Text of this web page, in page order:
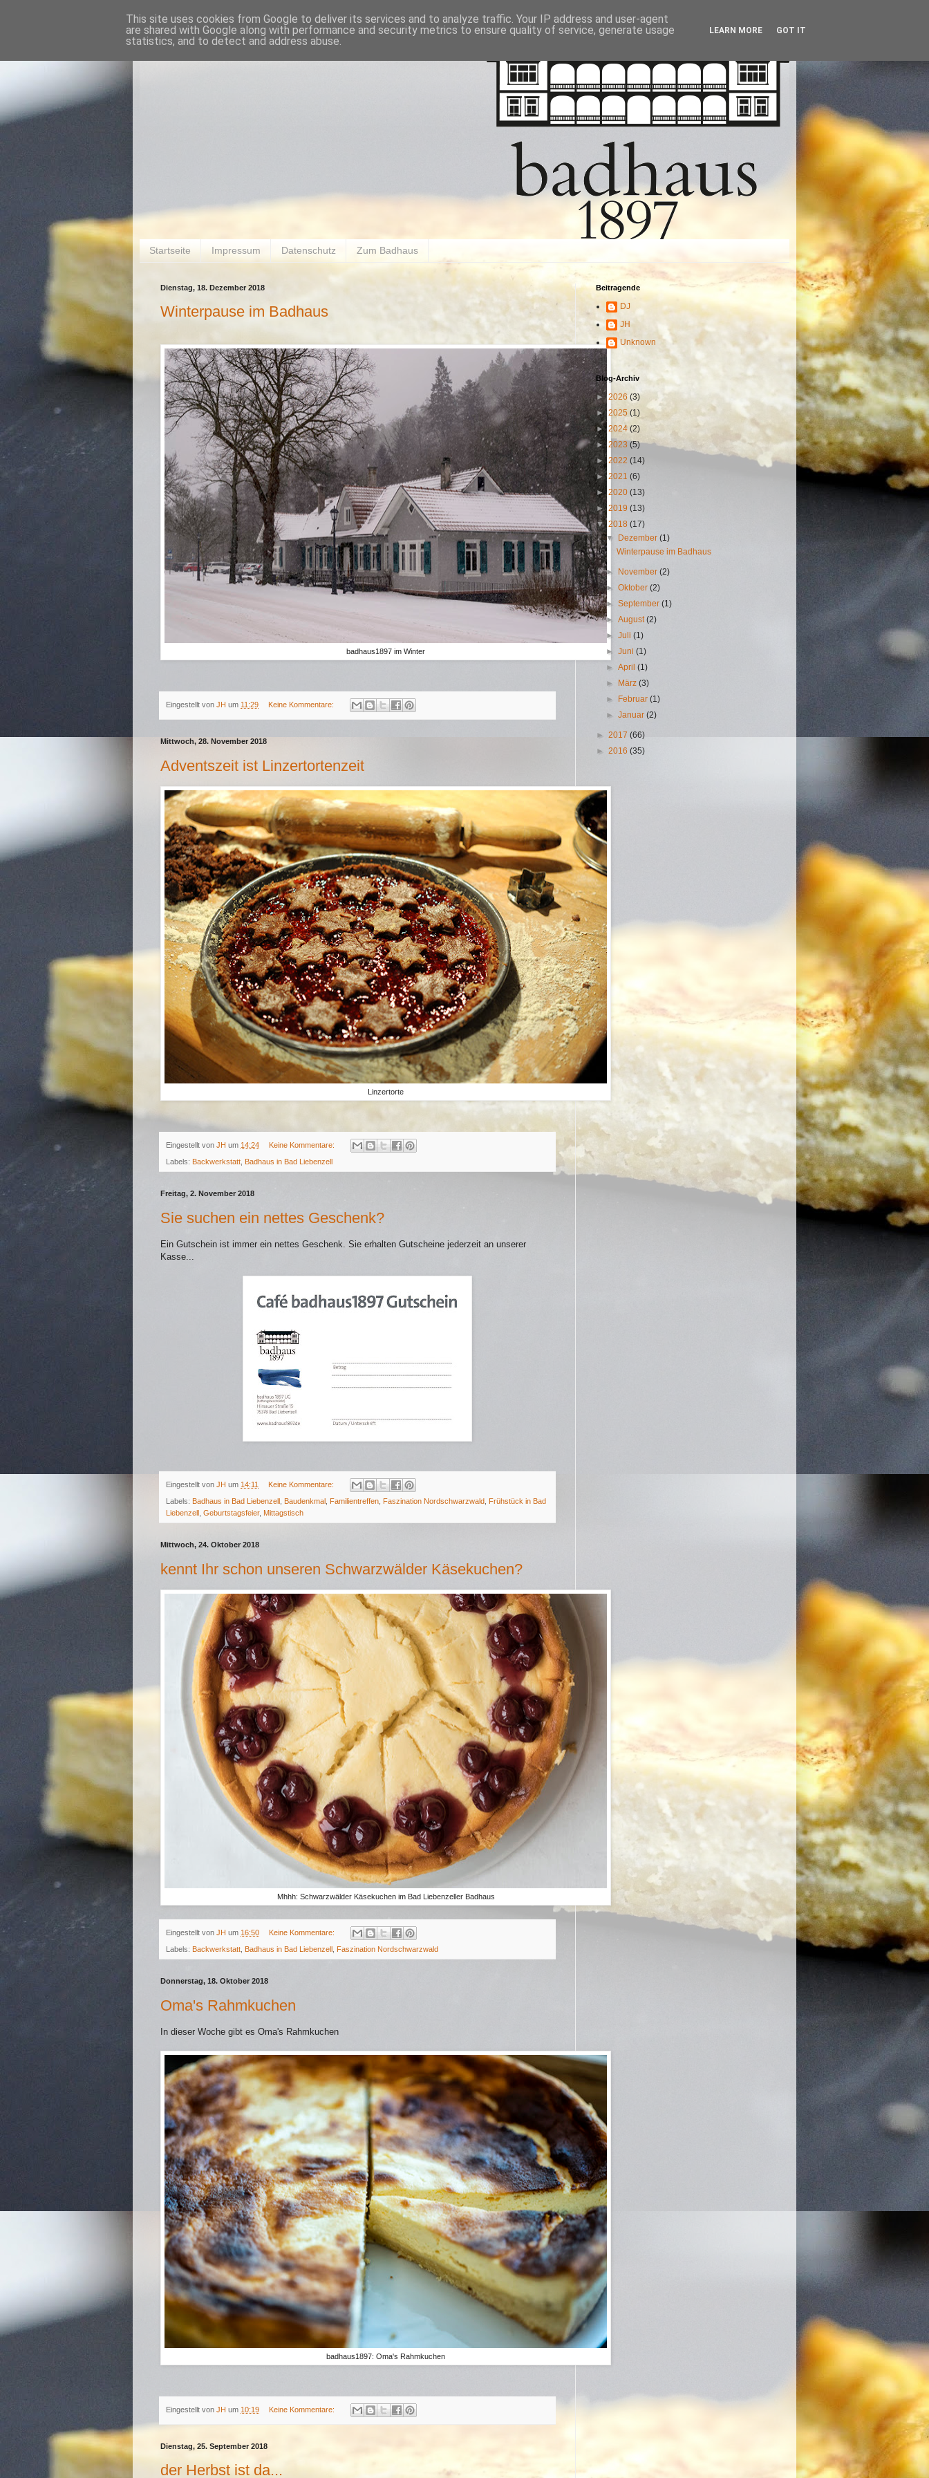
Startseite Impressum Datenschutz Zum Badhaus
Dienstag, 18. Dezember 2018
Winterpause im Badhaus
badhaus1897 im Winter
Eingestellt von JH um 11:29 Keine Kommentare:
Mittwoch, 28. November 2018
Adventszeit ist Linzertortenzeit
Linzertorte
Eingestellt von JH um 14:24 Keine Kommentare:
Labels: Backwerkstatt Badhaus in Bad Liebenzell
Freitag, 2. November 2018
Sie suchen ein nettes Geschenk?
Ein Gutschein ist immer ein nettes Geschenk. Sie erhalten Gutscheine jederzeit an unserer
Kasse...
Eingestellt von JH um 14:11 Keine Kommentare:
Labels: Badhaus in Bad Liebenzell Baudenkmal Familientreffen Faszination Nordschwarzwald
Frühstück in Bad
Liebenzell
Geburtstagsfeier, Mittagstisch
Mittwoch, 24. Oktober 2018
kennt Ihr schon unseren Schwarzwälder Käsekuchen?
Mhhh: Schwarzwälder Käsekuchen im Bad Liebenzeller Badhaus
Eingestellt von JH um 16:50 Keine Kommentare:
Labels: Backwerkstatt Badhaus in Bad Liebenzell Faszination Nordschwarzwald
Donnerstag, 18. Oktober 2018
Oma's Rahmkuchen
In dieser Woche gibt es Oma's Rahmkuchen
badhaus1897: Oma's Rahmkuchen
Eingestellt von JH um 10:19 Keine Kommentare:
Dienstag, 25. September 2018
der Herbst ist da...
Beitragende
DJ
JH
Unknown
Blog-Archiv
►2026 (3)
► 2025 (1)
►2024 (2)
► 2023 (5)
► 2022 (14)
►2021 (6)
► 2020 (13)
► 2019 (13)
▼2018 (17)
▼ Dezember(1)
Winterpause im Badhaus
► November(2)
►Oktober(2)
►September(1)
►August(2)
►Juli(1)
►Juni(1)
►April(1)
► März(3)
► Februar(1)
►Januar(2)
► 2017 (66)
► 2016 (35)
This site uses cookies from Google to deliver its services and to analyze traffic. Your IP address and user-agent
are shared with Google along with performance and security metrics to ensure quality of service, generate usage
statistics, and to detect and address abuse.
LEARN MORE GOT IT